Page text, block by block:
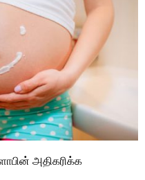
அதிகரிக்க